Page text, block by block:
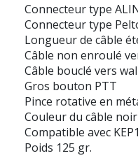
Connecteur type
Connecteur type
Longueur de câble
Câble non enroulé
Câble bouclé vers
Gros bouton PTT
Pince rotative en
Couleur du câble noir
Compatible avec
Poids 125 gr.